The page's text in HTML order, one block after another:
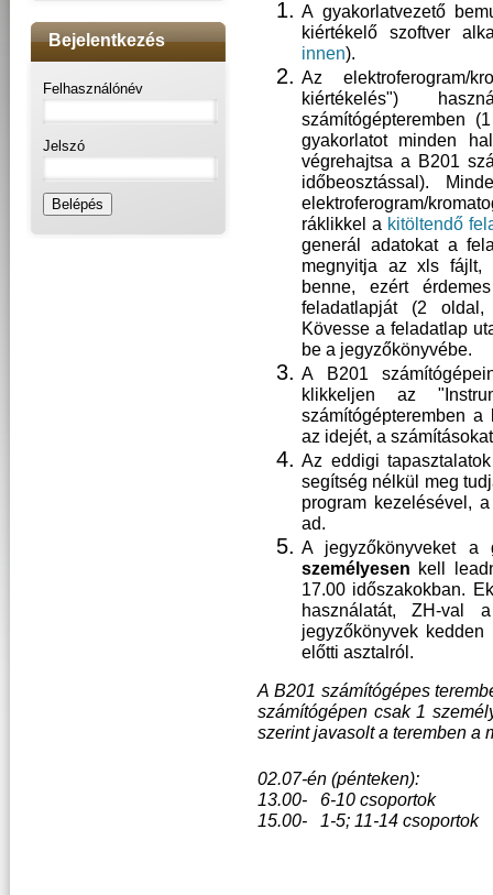
Bejelentkezés
Felhasználónév
Jelszó
A gyakorlatvezető
kiértékelő szoftver
innen).
Az elektroferogram/
kiértékelés")
számítógépteremben
gyakorlatot minden
végrehajtsa a B201
időbeosztással).
elektroferogram/
ráklikkel a kitöltendő
generál adatokat a
megnyitja az xls fájlt,
benne, ezért
feladatlapját (2 oldal,
Kövesse a feladatlap
be a jegyzőkönyvébe.
A B201
klikkeljen az
számítógépteremben a
az idejét, a
Az eddigi
segítség nélkül meg
program kezelésével,
ad.
A jegyzőkönyveket a
személyesen kell
17.00 időszakokban.
használatát, ZH-val
jegyzőkönyvek
előtti asztalról.
A B201 számítógépes
számítógépen csak 1
szerint javasolt a teremben a
02.07-én (pénteken):
13.00- 6-10 csoportok
15.00- 1-5; 11-14 csoportok